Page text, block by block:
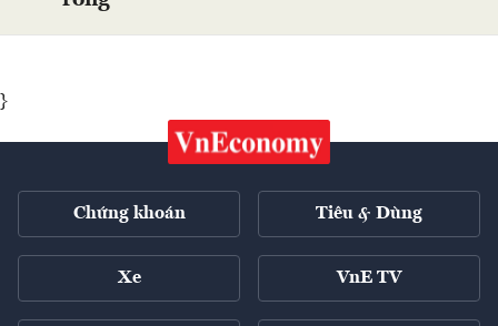
}
Chứng khoán Tiêu & Dùng
Xe VnE TV